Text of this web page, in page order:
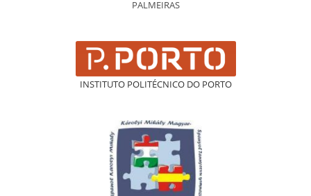
PALMEIRAS
INSTITUTO POLITÉCNICO DO PORTO